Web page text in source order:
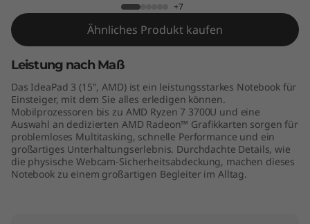
+7
Ähnliches Produkt kaufen
Leistung nach Maß
Das IdeaPad 3 (15", AMD) ist ein leistungsstarkes Notebook für
Einsteiger, mit dem Sie alles erledigen können.
Mobilprozessoren bis zu AMD Ryzen 7 3700U und eine
Auswahl an dedizierten AMD Radeon™ Grafikkarten sorgen für
problemloses Multitasking, schnelle Performance und ein
großartiges Unterhaltungserlebnis. Durchdachte Details, wie
die physische Webcam-Sicherheitsabdeckung, machen dieses
Notebook zu einem großartigen Begleiter im Alltag.